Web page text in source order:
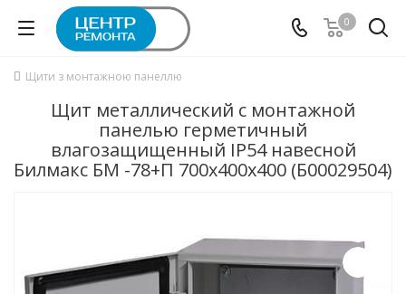
0
Щити з монтажною панеллю
Щит металлический с монтажной
панелью герметичный
влагозащищенный IP54 навесной
Билмакс БМ -78+П 700x400x400 (Б00029504)